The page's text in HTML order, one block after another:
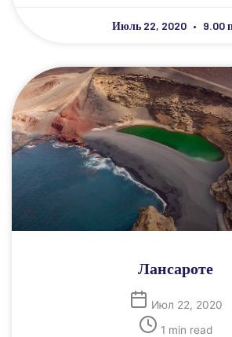
Июль 22, 2020 9.00
Лансароте
Июл 22, 2020
1 min read